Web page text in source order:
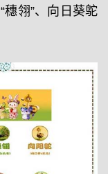
穗翎”、向日葵鸵